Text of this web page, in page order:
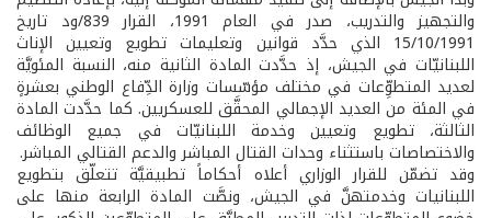
والتجهيز والتدريب، صدر في العام 1991، القرار 839/ود تاريخ
15/10/1991 الذي حدَّد قوانين وتعليمات تطويع وتعيين الإناث
اللبنانيّات في الجيش، إذ حدَّدت المادة الثانية منه، النسبة المئويَّة
لعديد المتطوِّعات في مختلف مؤسّسات وزارة الدِّفاع الوطني بعشرةٍ
في المئة من العديد الإجمالي المحقَّق للعسكريين. كما حدَّدت المادة
الثالثة، تطويع وتعيين وخدمة اللبنانيّات في جميع الوظائف
والاختصاصات باستثناء وحدات القتال المباشر والدعم القتالي المباشر.
وقد تضمّن للقرار الوزاري أعلاه أحكاماً تطبيقيَّة تتعلّق بتطويع
اللبنانيات وخدمتهنَّ في الجيش، ونصَّت المادة الرابعة منها على